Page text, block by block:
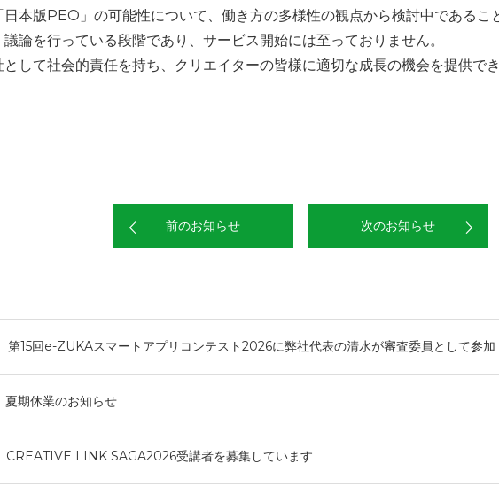
本版PEO」の可能性について、働き方の多様性の観点から検討中である
論を行っている段階であり、サービス開始には至っておりません。
して社会的責任を持ち、クリエイターの皆様に適切な成長の機会を提供で
前のお知らせ 次のお知らせ
第15回e-ZUKAスマートアプリコンテスト2026に弊社代表の清水が審査委員として参加
夏期休業のお知らせ
CREATIVE LINK SAGA2026受講者を募集しています